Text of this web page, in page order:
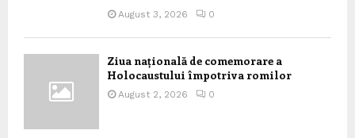
August 3, 2026 0
Ziua națională de comemorare a
Holocaustului împotriva romilor
August 2, 2026 0